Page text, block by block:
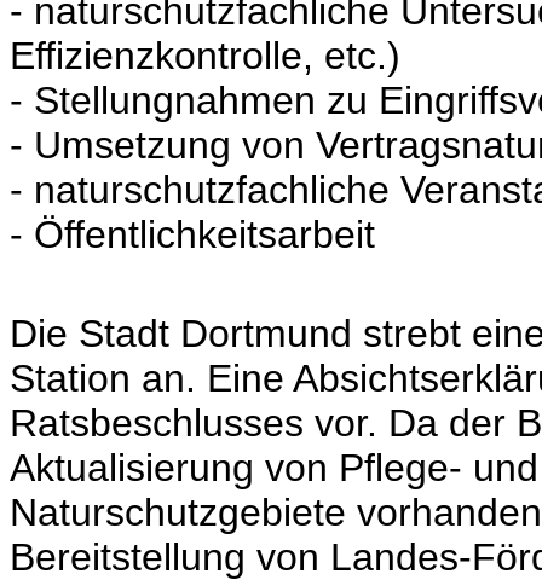
- naturschutzfachliche
Effizienzkontrolle, etc.)
- Stellungnahmen zu
- Umsetzung von
- naturschutzfachliche
- Öffentlichkeitsarbeit
Die Stadt Dortmund strebt
Station an. Eine
Ratsbeschlusses vor. Da der
Aktualisierung von Pflege-
Naturschutzgebiete
Bereitstellung von Landes-